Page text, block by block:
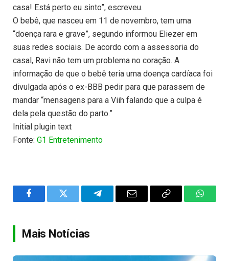
casa! Está perto eu sinto”, escreveu.
O bebê, que nasceu em 11 de novembro, tem uma
“doença rara e grave”, segundo informou Eliezer em
suas redes sociais. De acordo com a assessoria do
casal, Ravi não tem um problema no coração. A
informação de que o bebê teria uma doença cardíaca foi
divulgada após o ex-BBB pedir para que parassem de
mandar “mensagens para a Viih falando que a culpa é
dela pela questão do parto.”
Initial plugin text
Fonte: G1 Entretenimento
FacebookTwitter TelegramEmail
Copy
Mais Notícias